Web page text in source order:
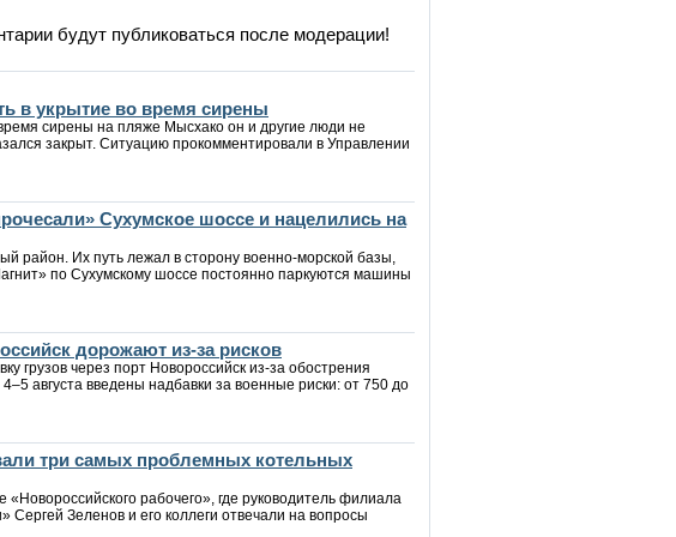
будут публиковаться после модерации!
в укрытие во время сирены
сирены на пляже Мысхако он и другие люди не
закрыт. Ситуацию прокомментировали в Управлении
Сухумское шоссе и нацелились на
район. Их путь лежал в сторону военно-морской базы,
по Сухумскому шоссе постоянно паркуются машины
дорожают из-за рисков
грузов через порт Новороссийск из-за обострения
августа введены надбавки за военные риски: от 750 до
три самых проблемных котельных
рабочего», где руководитель филиала
Зеленов и его коллеги отвечали на вопросы